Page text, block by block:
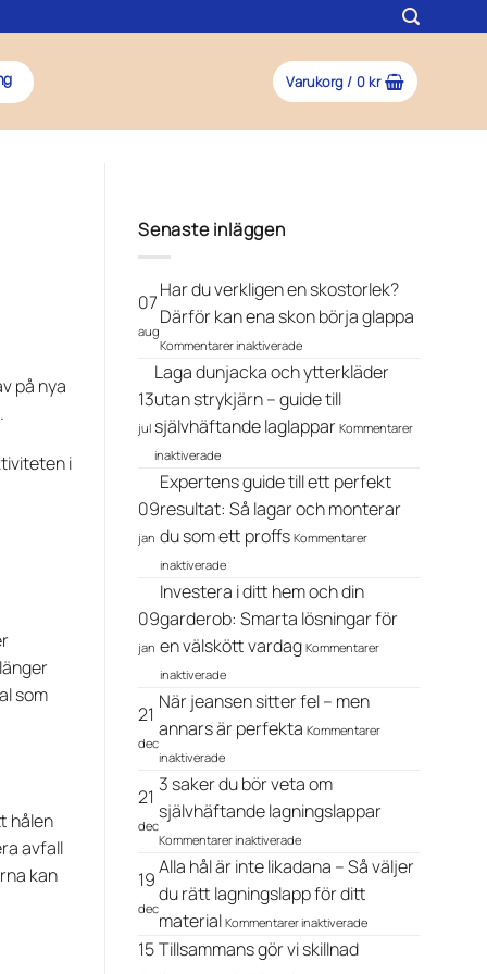
Varukorg / 0kr
på nya
i
som
hålen
avfall
kan
Senaste inläggen
07
aug
Har du verkligen en skostorlek?
Därför kan ena skon börja glappa
Kommentarer inaktiverade
du
verkligen
en
skostorlek?
ena
skon
glappa
13
jul
Laga dunjacka och ytterkläder
utan strykjärn – guide till
självhäftande laglappar Kommentarer
inaktiverade
dunjacka
och
ytterkläder
utan
strykjärn
guide
till
laglappar
09
jan
Expertens guide till ett perfekt
resultat: Så lagar och monterar
du som ett proffs Kommentarer
inaktiverade
guide
till
ett
perfekt
lagar
och
monterar
som
proffs
09
jan
Investera i ditt hem och din
garderob: Smarta lösningar för
en välskött vardag Kommentarer
inaktiverade
i
ditt
hem
din
garderob:
Smarta
lösningar
en
välskött
vardag
21
dec
När jeansen sitter fel – men
annars är perfekta Kommentarer
inaktiverade
jeansen
sitter
fel
–
men
annars
är
perfekta
21
dec
3 saker du bör veta om
självhäftande lagningslappar
Kommentarer inaktiverade
saker
du
bör
veta
om
självhäftande
19
dec
Alla hål är inte likadana – Så väljer
du rätt lagningslapp för ditt
material Kommentarer inaktiverade
15Tillsammans gör vi skillnad